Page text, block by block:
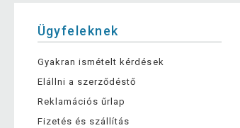
Ügyfeleknek
Gyakran ismételt kérdések
Elállni a szerződéstő
Reklamációs űrlap
Fizetés és szállítás